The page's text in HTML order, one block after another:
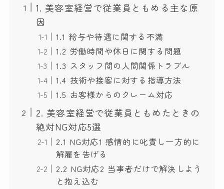
1. 美容室経営で従業員ともめる主な原
因
1.1 給与や待遇に関する不満
1.2 労働時間や休日に関する問題
1.3 スタッフ間の人間関係トラブル
1.4 技術や接客に対する指導方法
1.5 お客様からのクレーム対応
2. 美容室経営で従業員ともめたときの
絶対NG対応5選
2.1 NG対応1 感情的に叱責し一方的に
解雇を告げる
2.2 NG対応2 当事者だけで解決しよう
と抱え込む